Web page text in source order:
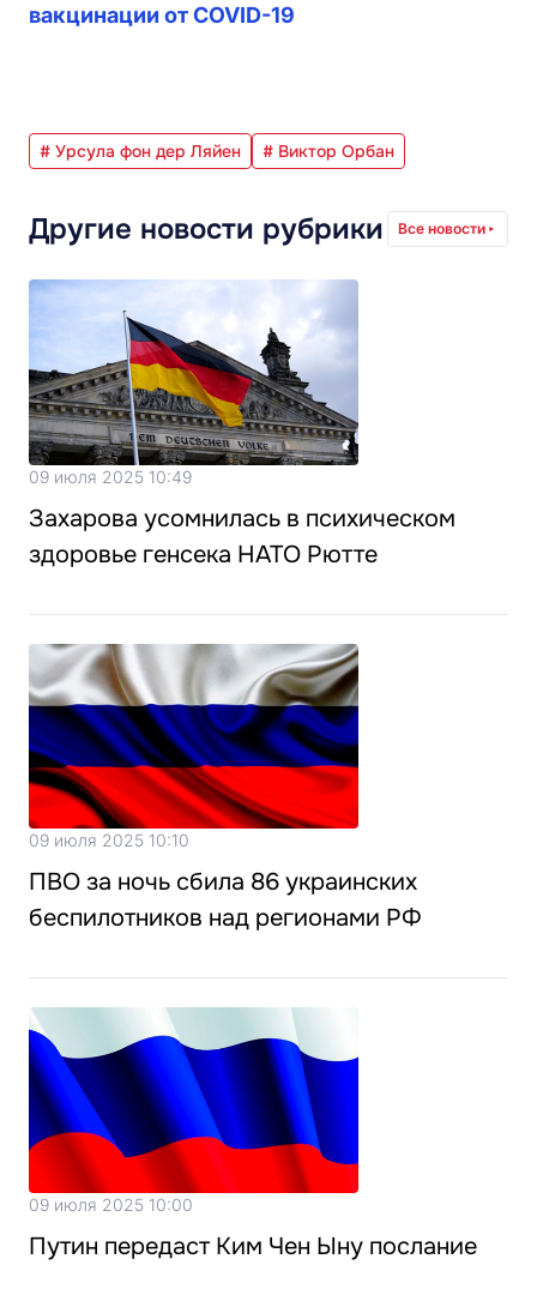
вакцинации от COVID-19
# Урсула фон дер Ляйен # Виктор Орбан
Другие новости рубрики Все новости
09 июля 2025 10:49
Захарова усомнилась в психическом
здоровье генсека НАТО Рютте
09 июля 2025 10:10
ПВО за ночь сбила 86 украинских
беспилотников над регионами РФ
09 июля 2025 10:00
Путин передаст Ким Чен Ыну послание